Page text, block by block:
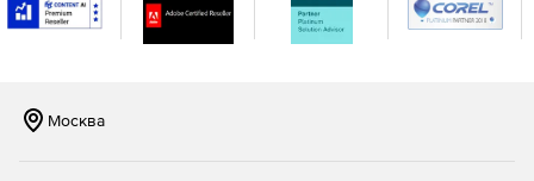
Москва